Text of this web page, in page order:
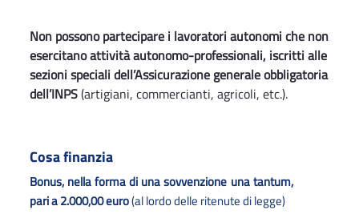
Non possono partecipare i lavoratori autonomi che non
esercitano attività autonomo-professionali, iscritti alle
sezioni speciali dell’Assicurazione generale obbligatoria
dell’INPS(artigiani, commercianti, agricoli, etc.).
Cosa finanzia
Bonus, nella forma di una sovvenzione una tantum,
pari a 2.000,00 euro(al lordo delle ritenute di legge)